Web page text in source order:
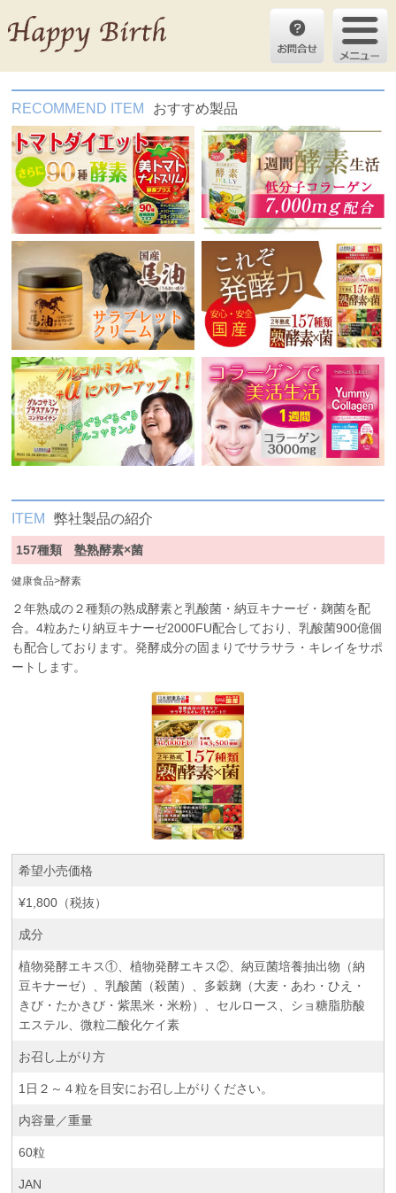
RECOMMEND ITEM おすすめ製品
ITEM 弊社製品の紹介
157種類 塾熟酵素×菌
健康食品>酵素
２年熟成の２種類の熟成酵素と乳酸菌・納豆キナーゼ・麹菌を配
合。4粒あたり納豆キナーゼ2000FU配合しており、乳酸菌900億個
も配合しております。発酵成分の固まりでサラサラ・キレイをサポ
ートします。
希望小売価格
¥1,800（税抜）
成分
植物発酵エキス①、植物発酵エキス②、納豆菌培養抽出物（納
豆キナーゼ）、乳酸菌（殺菌）、多穀麹（大麦・あわ・ひえ・
きび・たかきび・紫黒米・米粉）、セルロース、ショ糖脂肪酸
エステル、微粒二酸化ケイ素
お召し上がり方
1日２～４粒を目安にお召し上がりください。
内容量／重量
60粒
JAN